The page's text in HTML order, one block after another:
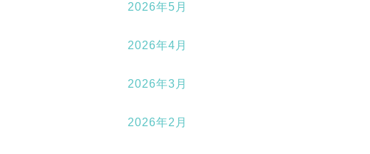
2026年5月
2026年4月
2026年3月
2026年2月